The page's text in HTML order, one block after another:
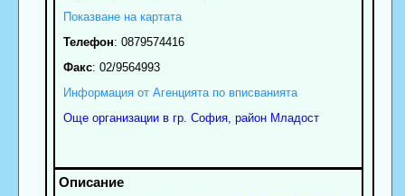
Показване на картата
Телефон: 0879574416
Факс: 02/9564993
Информация от Агенцията по вписванията
Още организации в гр. София, район Младост